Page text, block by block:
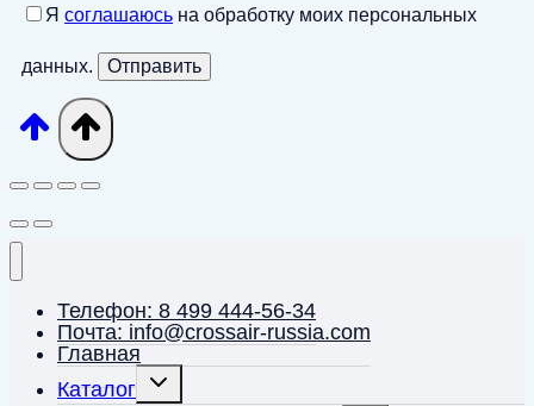
Я соглашаюсь на обработку моих персональных
данных.
Телефон: 8 499 444-56-34
Почта: info@crossair-russia.com
Главная
Каталог
Переключить